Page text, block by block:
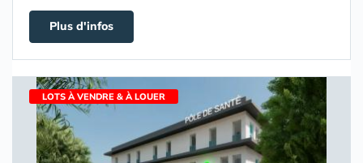
Plus d'infos
LOTS À VENDRE & À LOUER